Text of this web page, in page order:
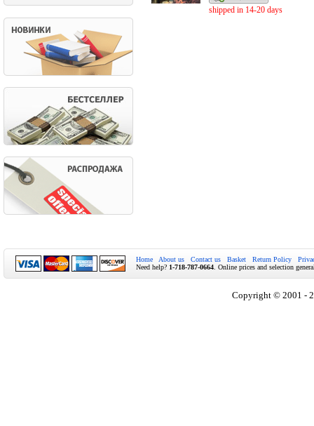
shipped in 14-20 days
Home About us Contact us Basket Return Policy
Need help? 1-718-787-0664 . Online prices and selection
Copyright © 2001 -